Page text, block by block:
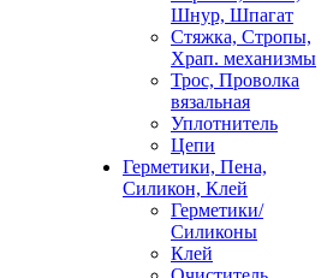
Шнур, Шпагат
Стяжка, Стропы,
Храп. механизмы
Трос, Проволка
вязальная
Уплотнитель
Цепи
Герметики, Пена,
Силикон, Клей
Герметики/
Силиконы
Клей